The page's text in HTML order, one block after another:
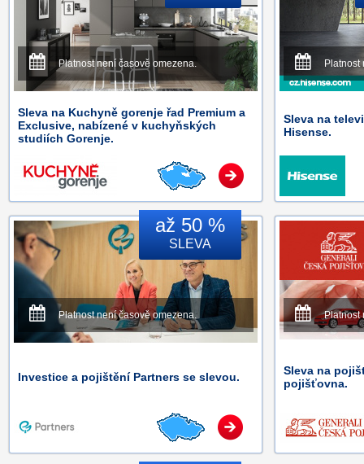
Platnost není časově omezena.
Sleva na Kuchyně gorenje řad Premium a
Exclusive, nabízené v kuchyňských
studiích Gorenje.
Platnost
Sleva na
Hisense.
až 50 %
SLEVA
Platnost není časově omezena.
Investice a pojištění Partners se slevou.
Platnost
Sleva na
pojišťovna.